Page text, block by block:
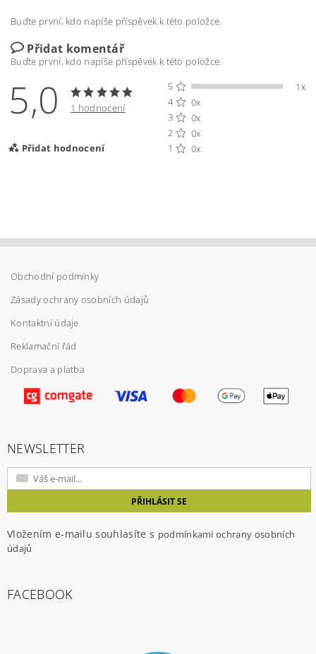
Buďte první, kdo napíše příspěvek k této položce.
Přidat komentář
Buďte první, kdo napíše příspěvek k této položce.
5,0 1 hodnocení
Přidat hodnocení
5
1x
4
0x
3
0x
2
0x
1
0x
Vložením hodnocení souhlasíte s
ochrany osobních údajů
Obchodní podmínky
Zásady ochrany osobních údajů
Kontaktní údaje
Reklamační řád
Doprava a platba
NEWSLETTER
Vložením e-mailu souhlasíte s podmínkami ochrany osobních
údajů
FACEBOOK